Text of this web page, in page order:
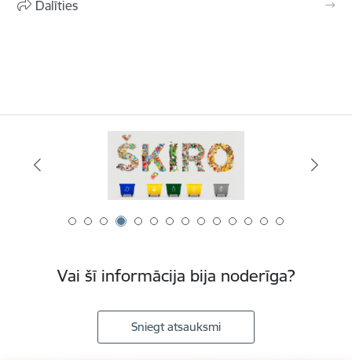
Dalīties
Vai šī informācija bija noderīga?
Sniegt atsauksmi